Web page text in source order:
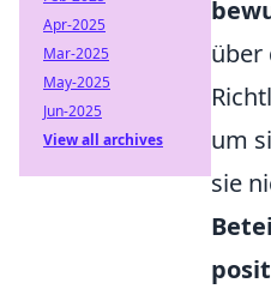
über
um
sie
Apr-2025
Mar-2025
May-2025
Jun-2025
View all archives